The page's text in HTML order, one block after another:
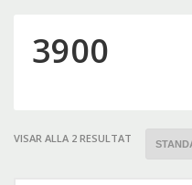
3900
VISAR ALLA 2 RESULTAT